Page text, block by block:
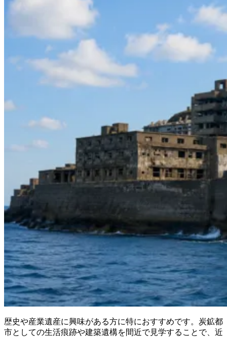
歴史や産業遺産に興味がある方に特におすすめです。炭鉱都
市としての生活痕跡や建築遺構を間近で見学することで、近